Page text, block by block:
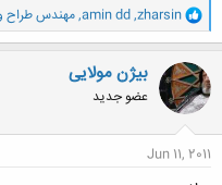
و
ا
ک
ن
ش
ه
ا
zharsin
,
amin dd
,مهندس طراح و 3
بیژن مولایی
عضو جدید
Jun 11, 2011